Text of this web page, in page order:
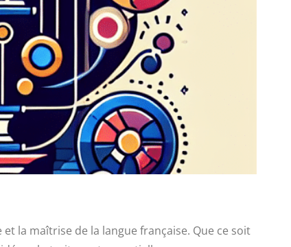
la maîtrise de la langue française. Que ce soit